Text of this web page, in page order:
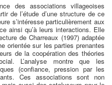
des associations villageoises
de l’étude d’une structure de ce
s’intéresse particulièrement aux
ainsi qu’à leurs interactions. Elle
de Charreaux (1997) adaptée
orientée sur les parties prenantes
de la coopération des théories
L’analyse montre que les
(confiance, pression par les
Ces associations sont non